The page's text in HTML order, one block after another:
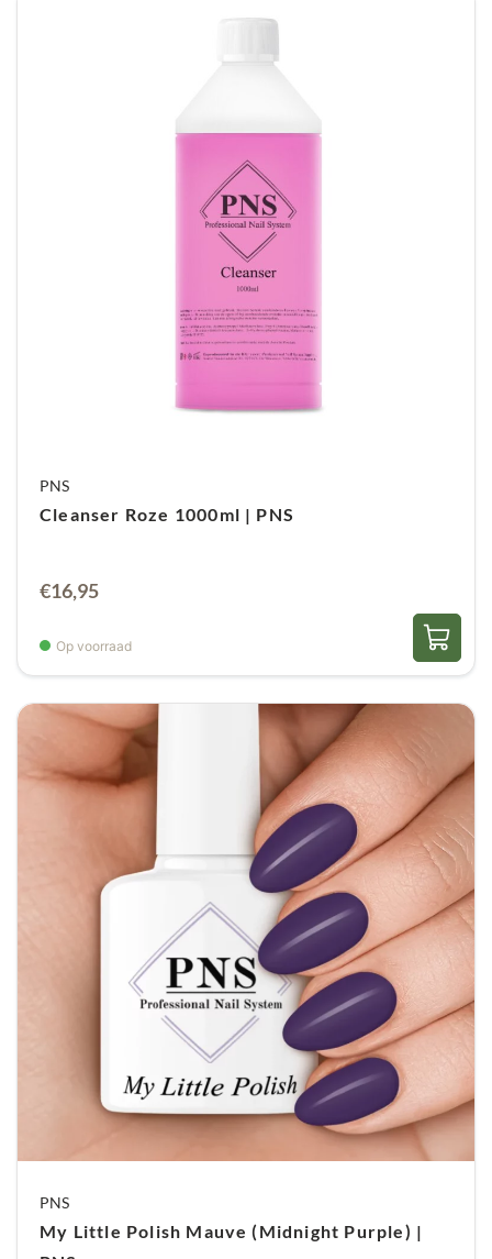
PNS
Cleanser Roze 1000ml | PNS
€16,95
Op voorraad
PNS
My Little Polish Mauve (Midnight Purple) |